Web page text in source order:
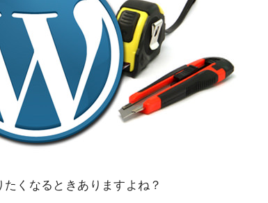
くなるときありますよね？